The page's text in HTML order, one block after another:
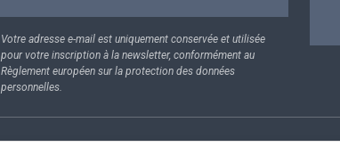
Votre adresse e-mail est uniquement conservée et utilisée
pour votre inscription à la newsletter, conformément au
Règlement européen sur la protection des données
personnelles.